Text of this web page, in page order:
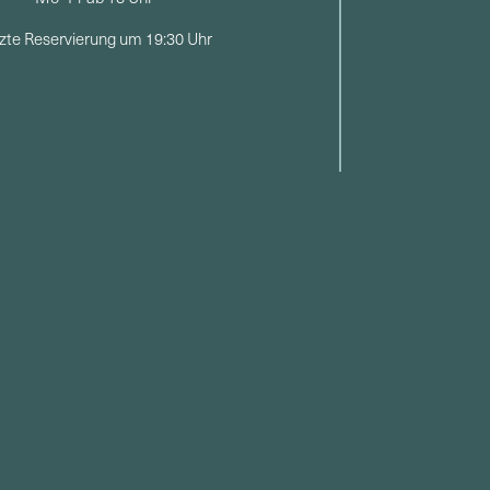
Reservierung um 19:30 Uhr